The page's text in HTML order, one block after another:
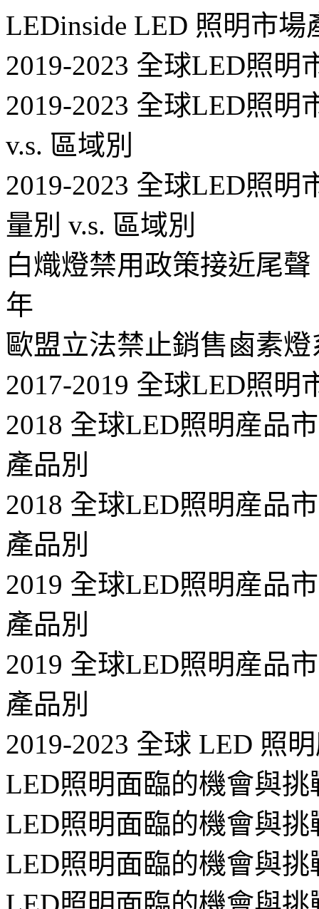
LEDinside LED 照明市場
2019-2023 全球LED照明
2019-2023 全球LED照
v.s. 區域別
2019-2023 全球LED照
量別 v.s. 區域別
白熾燈禁用政策接近尾
年
歐盟立法禁止銷售鹵素
2017-2019 全球LED照明
2018 全球LED照明産品
產品別
2018 全球LED照明産品
產品別
2019 全球LED照明産品
產品別
2019 全球LED照明産品
產品別
2019-2023 全球 LED 照
LED照明面臨的機會與挑
LED照明面臨的機會與挑
LED照明面臨的機會與挑